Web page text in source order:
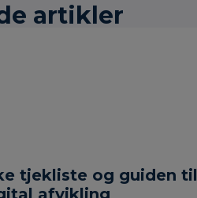
artikler
tjekliste og guiden til
afvikling